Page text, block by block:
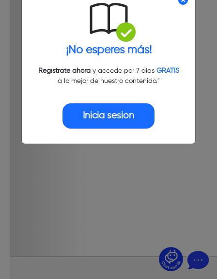
¡No esperes más!
Regístrate ahoray accede por 7 días GRATIS
a lo mejor de nuestro contenido."
Inicia sesión